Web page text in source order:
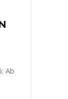
Ab